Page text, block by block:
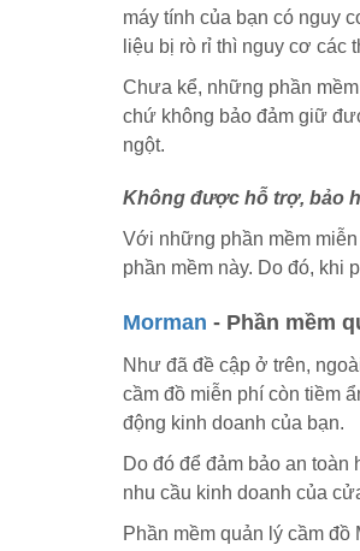
máy tính của bạn có nguy
liệu bị rò rỉ thì nguy cơ các
Chưa kể, những phần
chứ không bảo đảm giữ
ngột.
Không được hỗ trợ, bảo
Với những phần mềm
phần mềm này. Do đó, khi
Morman - Phần mềm
Như đã đề cập ở trên,
cầm đồ miễn phí còn tiềm
động kinh doanh của bạn.
Do đó để đảm bảo an
nhu cầu kinh doanh của
Phần mềm quản lý cầm